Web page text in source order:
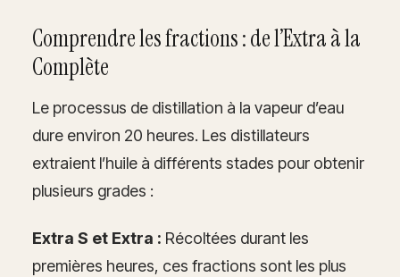
Comprendre les fractions : de l’Extra à la
Complète
Le processus de distillation à la vapeur d’eau
dure environ 20 heures. Les distillateurs
extraient l’huile à différents stades pour obtenir
plusieurs grades :
Extra S et Extra : Récoltées durant les
premières heures, ces fractions sont les plus